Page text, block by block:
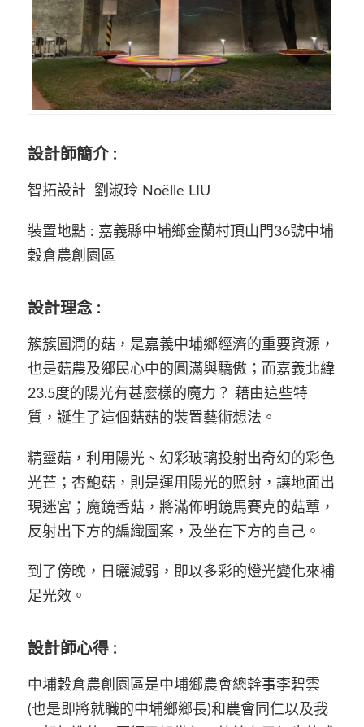
設計師簡介 :
智拓設計 劉淑玲 Noëlle LIU
裝置地點 : 嘉義縣中埔鄉金蘭村頂山門 36號中埔
穀倉農創園區
設計理念:
簇簇 圓潤的菇，是嘉義中埔鄉經濟的重要資源，
也是菇農及鄉民心中的圓滿與驕傲； 而嘉義北緯
23.5度的陽光有甚麼樣的魔力？ 藉由這些特
質 ，誕生了這個菇菇的裝置藝術想法 。
精靈菇，利 用 陽光、 幻彩玻璃投射出奇幻的彩色
光芒 ； 杏鮑菇 ， 則是運用陽光的照射，讓地面出
現迷宮 ； 魔鏡香菇 ， 將滿佈明鏡馬賽克的菇蕈 ，
反射出下方的編織圖案，及坐在下方的自己。
到了傍晚，日 曬減弱，即以多彩的燈光變化來補
足光效。
設計師心得:
中埔穀倉農創園區是中埔鄉農會總幹事李碧雲
(也是即將就職的中埔鄉鄉長)和農會同仁以及我